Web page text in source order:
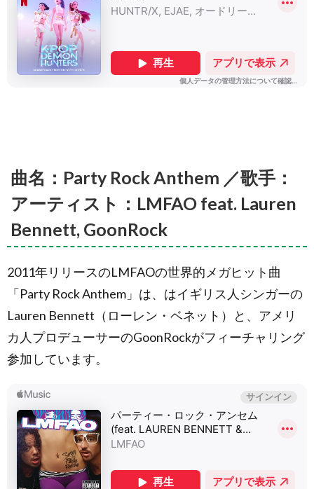
Kesha
(Ke$ha/
ケイシ
ャ)
2.2.
曲
will.i.am (ウ
ィル アイ・
アム)
feat. Britney
Spears (ブリ
トニー・ス
2.3.
曲名：
Troublemaker(ト
ラブルメーカー)
／歌手：アーテ
Murs (オリー・
マーズ) feat. Flo
Rida (フロー・ラ
曲名：Party Rock Anthem ／歌手：
アーティスト：LMFAO feat. Lauren
Bennett, GoonRock
2011年リリースのLMFAOの世界的メガヒット曲
「Party Rock Anthem」は、はイギリス人シンガーの
Lauren Bennett（ローレン・ベネット）と、アメリ
カ人プロデューサーのGoonRockがフィーチャリング
参加しています。